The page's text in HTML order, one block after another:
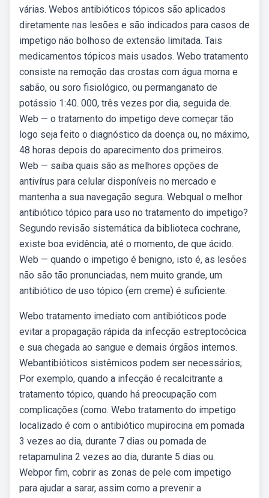
várias. Webos antibióticos tópicos são aplicados
diretamente nas lesões e são indicados para casos de
impetigo não bolhoso de extensão limitada. Tais
medicamentos tópicos mais usados. Webo tratamento
consiste na remoção das crostas com água morna e
sabão, ou soro fisiológico, ou permanganato de
potássio 1:40. 000, três vezes por dia, seguida de.
Web — o tratamento do impetigo deve começar tão
logo seja feito o diagnóstico da doença ou, no máximo,
48 horas depois do aparecimento dos primeiros.
Web — saiba quais são as melhores opções de
antivírus para celular disponíveis no mercado e
mantenha a sua navegação segura. Webqual o melhor
antibiótico tópico para uso no tratamento do impetigo?
Segundo revisão sistemática da biblioteca cochrane,
existe boa evidência, até o momento, de que ácido.
Web — quando o impetigo é benigno, isto é, as lesões
não são tão pronunciadas, nem muito grande, um
antibiótico de uso tópico (em creme) é suficiente.
Webo tratamento imediato com antibióticos pode
evitar a propagação rápida da infecção estreptocócica
e sua chegada ao sangue e demais órgãos internos.
Webantibióticos sistêmicos podem ser necessários;
Por exemplo, quando a infecção é recalcitrante a
tratamento tópico, quando há preocupação com
complicações (como. Webo tratamento do impetigo
localizado é com o antibiótico mupirocina em pomada
3 vezes ao dia, durante 7 dias ou pomada de
retapamulina 2 vezes ao dia, durante 5 dias ou.
Webpor fim, cobrir as zonas de pele com impetigo
para ajudar a sarar, assim como a prevenir a